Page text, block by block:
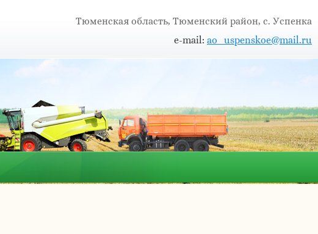
Тюменская область, Тюменский район, с. Успенка
e-mail: ao_uspenskoe@mail.ru